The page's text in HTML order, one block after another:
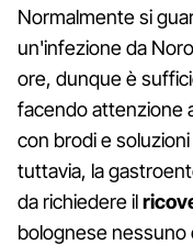
Normalmente si
un'infezione da
ore, dunque è
facendo attenzione
con brodi e
tuttavia, la
da richiedere il
bolognese nessuno